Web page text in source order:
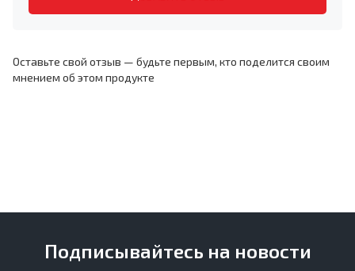
Оставьте свой отзыв — будьте первым, кто поделится своим
мнением об этом продукте
Подписывайтесь на новости